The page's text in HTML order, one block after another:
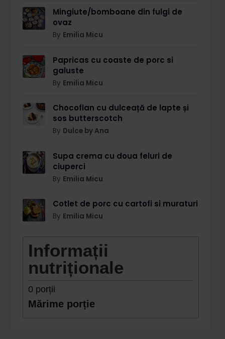
Mingiute/bomboane din fulgi de
ovaz
By Emilia Micu
Papricas cu coaste de porc si
galuste
By Emilia Micu
Chocoflan cu dulceață de lapte și
sos butterscotch
By Dulce by Ana
Supa crema cu doua feluri de
ciuperci
By Emilia Micu
Cotlet de porc cu cartofi si muraturi
By Emilia Micu
Informații
nutriționale
0 porții
Mărime porție